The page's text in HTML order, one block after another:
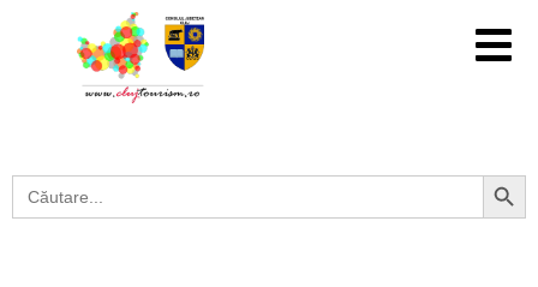
Search
for:
Search Button